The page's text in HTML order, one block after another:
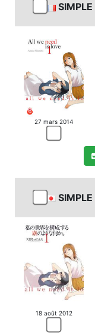
SIMPLE
27 mars 2014
SIMPLE
18 août 2012